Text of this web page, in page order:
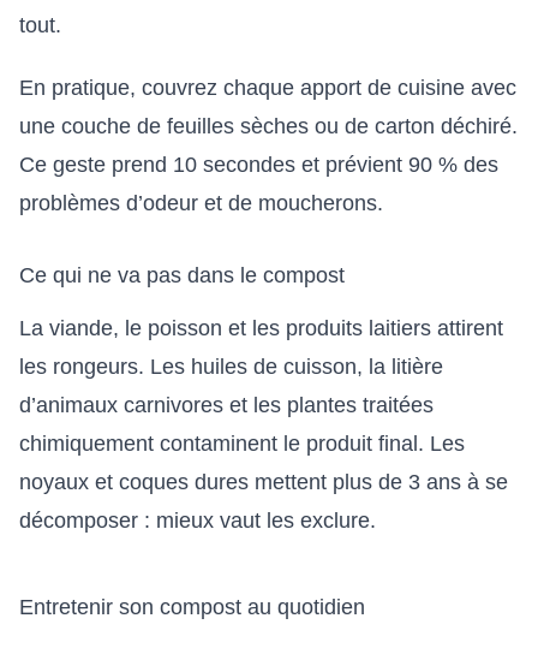
tout.
En pratique, couvrez chaque apport de cuisine avec
une couche de feuilles sèches ou de carton déchiré.
Ce geste prend 10 secondes et prévient 90 % des
problèmes d’odeur et de moucherons.
Ce qui ne va pas dans le compost
La viande, le poisson et les produits laitiers attirent
les rongeurs. Les huiles de cuisson, la litière
d’animaux carnivores et les plantes traitées
chimiquement contaminent le produit final. Les
noyaux et coques dures mettent plus de 3 ans à se
décomposer : mieux vaut les exclure.
Entretenir son compost au quotidien